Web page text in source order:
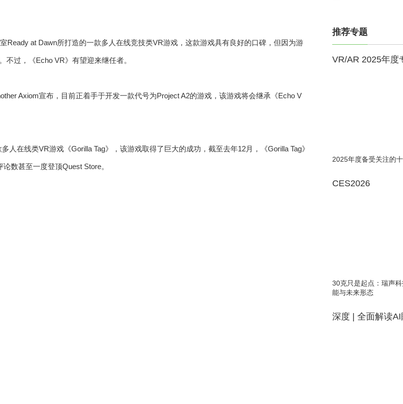
Ready at Dawn所打造的一款多人在线竞技类VR游戏，这款游戏具有良好的口碑，但因为游
不过，《Echo VR》有望迎来继任者。
Axiom宣布，目前正着手于开发一款代号为Project A2的游戏，该游戏将会继承《Echo V
人在线类VR游戏《Gorilla Tag》，该游戏取得了巨大的成功，截至去年12月，《Gorilla Tag》
数甚至一度登顶Quest Store。
推荐专题
VR/AR 2025年度
2025年度备受关注的
CES2026
30克只是起点：瑞声
能与未来形态
深度 | 全面解读AI